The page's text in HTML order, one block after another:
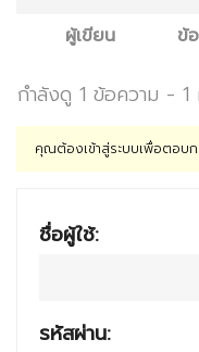
ผู้เขียน
ข้
กำลังดู 1 ข้อความ -
คุณต้องเข้าสู่ระบบเพื่อตอบ
ชื่อผู้ใช้:
รหัสผ่าน: